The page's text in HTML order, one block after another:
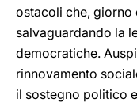
ostacoli che,
salvaguardando la
democratiche.
rinnovamento
il sostegno politico